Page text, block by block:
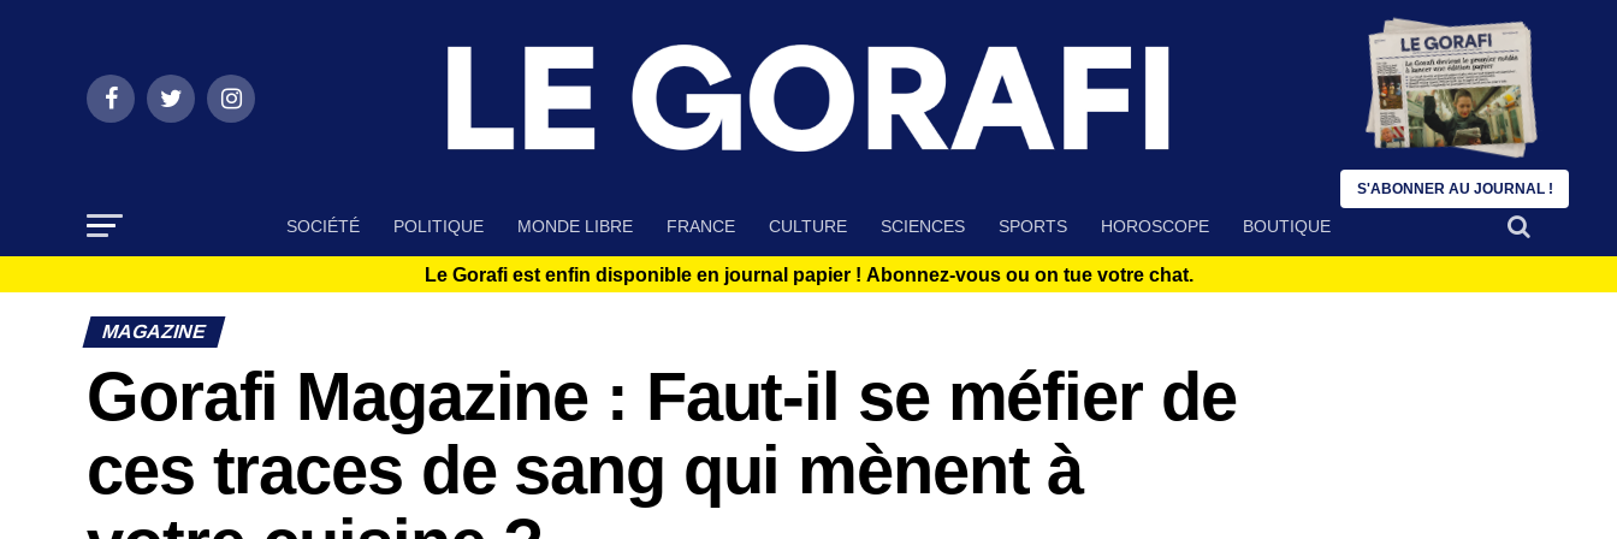
SOCIÉTÉ POLITIQUE MONDE LIBRE FRANCE CULTURE SCIENCES SPORTS HOROSCOPE BOUTIQUE
Le Gorafi est enfin disponible en journal papier ! Abonnez-vous ou on tue votre chat.
MAGAZINE
Gorafi Magazine : Faut-il se méfier de
ces traces de sang qui mènent à
S'ABONNER AU JOURNAL !